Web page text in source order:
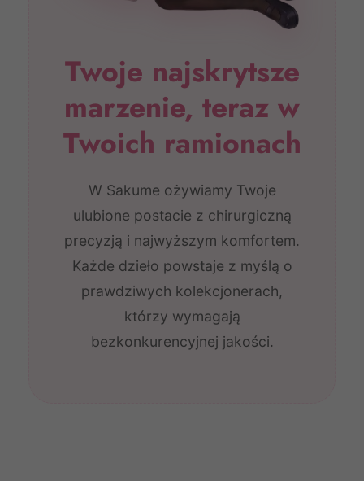
Twoje najskrytsze
marzenie, teraz w
Twoich ramionach
W Sakume ożywiamy Twoje
ulubione postacie z chirurgiczną
precyzją i najwyższym komfortem.
Każde dzieło powstaje z myślą o
prawdziwych kolekcjonerach,
którzy wymagają
bezkonkurencyjnej jakości.